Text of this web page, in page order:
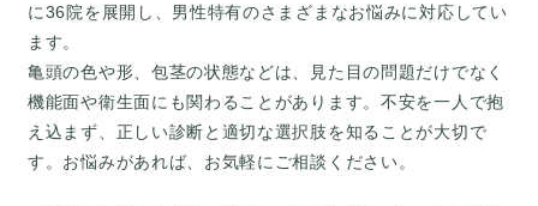
に36院を展開し、男性特有のさまざまなお悩みに対応してい
ます。
亀頭の色や形、包茎の状態などは、見た目の問題だけでなく
機能面や衛生面にも関わることがあります。不安を一人で抱
え込まず、正しい診断と適切な選択肢を知ることが大切で